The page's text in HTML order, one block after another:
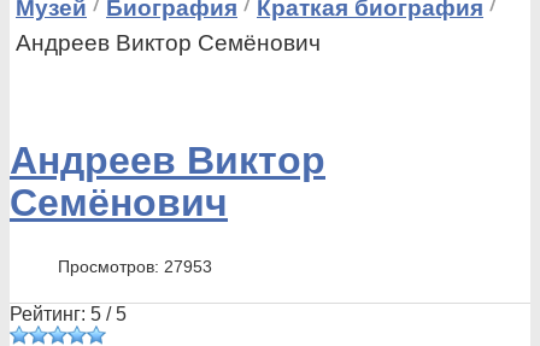
Музей Биография
Краткая биография
Андреев Виктор Семёнович
Андреев Виктор
Семёнович
Просмотров: 27953
Рейтинг: 5 /5